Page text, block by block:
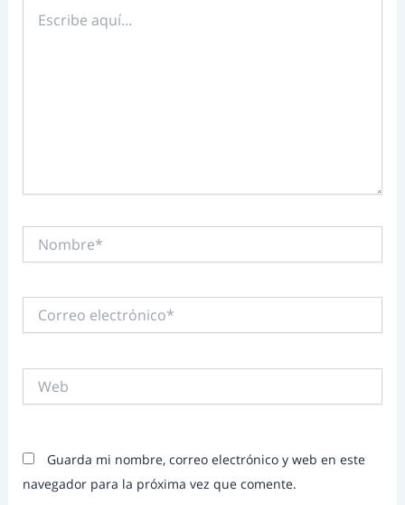
aquí...
electrónico*
Guarda mi nombre, correo electrónico y web en este
navegador para la próxima vez que comente.